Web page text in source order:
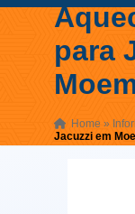
para
Home »
Jacuzzi em